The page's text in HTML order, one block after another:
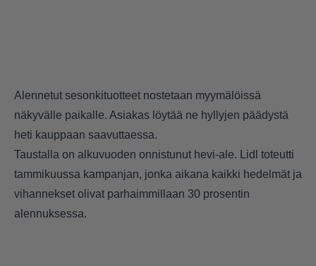
Alennetut sesonkituotteet nostetaan myymälöissä
näkyvälle paikalle. Asiakas löytää ne hyllyjen päädystä
heti kauppaan saavuttaessa.
Taustalla on alkuvuoden onnistunut hevi-ale. Lidl toteutti
tammikuussa kampanjan, jonka aikana kaikki hedelmät ja
vihannekset olivat parhaimmillaan 30 prosentin
alennuksessa.